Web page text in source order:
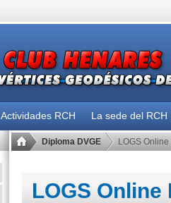
Actividades RCH La sede del RCH
Diploma DVGE LOGS Online
LOGS Online